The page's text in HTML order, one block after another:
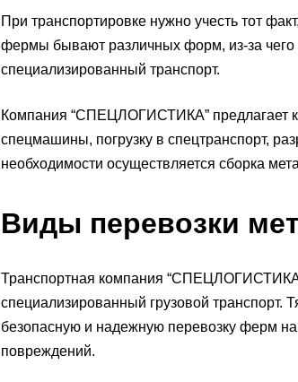
При транспортировке нужно учесть тот
фермы бывают различных форм, из-за чего
специализированный транспорт.
Компания “СПЕЦЛОГИСТИКА” предлагает
спецмашины, погрузку в спецтранспорт,
необходимости осуществляется сборка
Виды перевозки
Транспортная компания
специализированный грузовой
безопасную и надежную перевозку ферм
повреждений.